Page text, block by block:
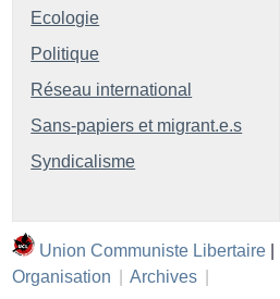
Ecologie
Politique
Réseau international
Sans-papiers et migrant.e.s
Syndicalisme
Union Communiste Libertaire
Organisation
Archives